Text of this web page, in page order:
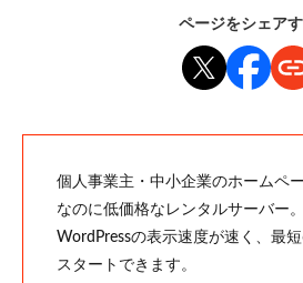
ページをシェア
個人事業主・中小企業のホームペ
なのに低価格なレンタルサーバー。
WordPressの表示速度が速く、最
スタートできます。